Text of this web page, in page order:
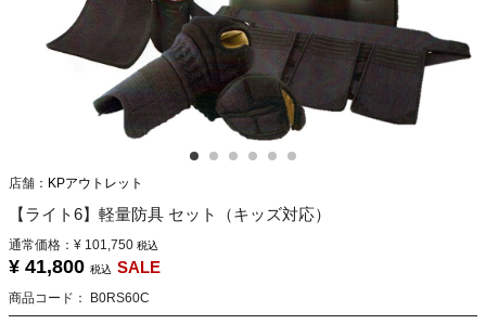
店舗： KPアウトレット
【ライト6】軽量防具 セット（キッズ対応）
通常価格： ¥ 101,750 税込
¥ 41,800 税込 SALE
商品コード： B0RS60C